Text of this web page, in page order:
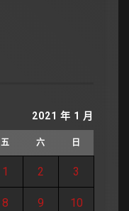
2021 年 1 月
五 六 日
1 2 3
8 9 10